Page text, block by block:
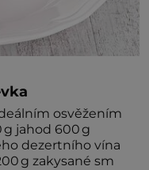
osvěžením
dezertního vína
g zakysané sm